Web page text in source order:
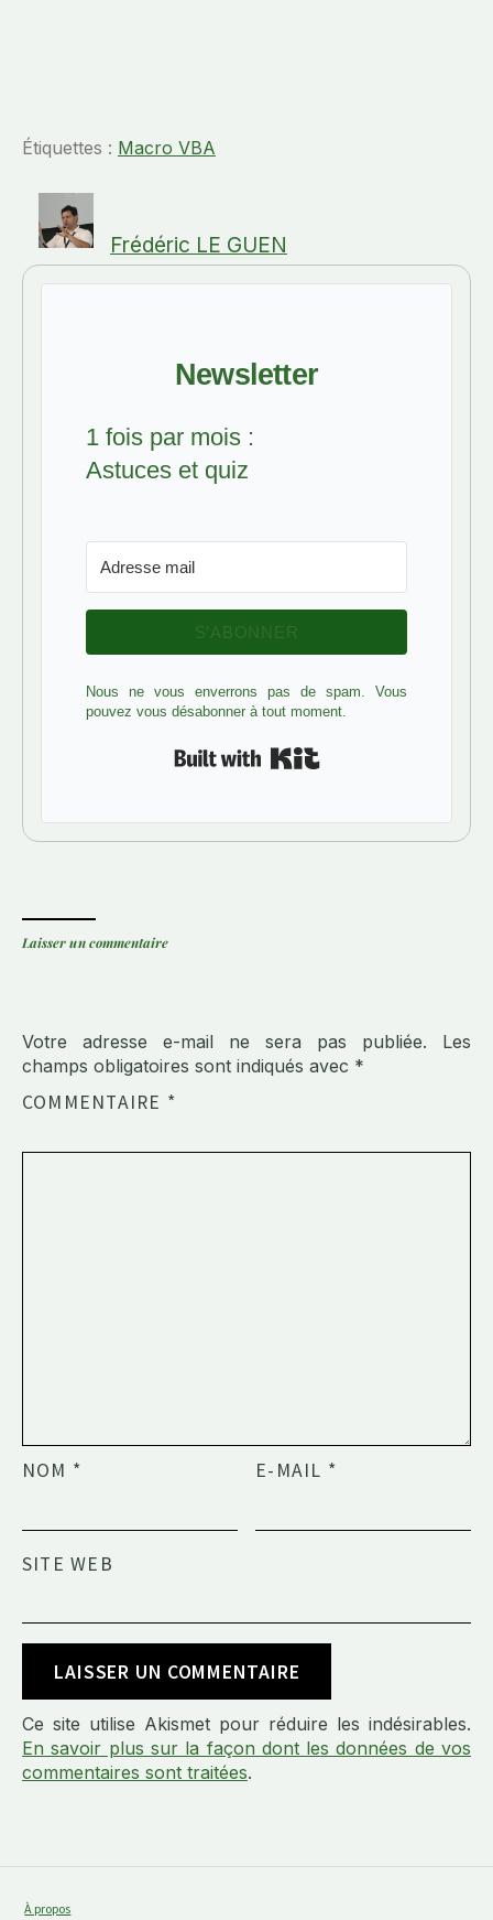
Étiquettes : Macro VBA
Frédéric LE GUEN
Newsletter
1 fois par mois :
Astuces et quiz
S’ABONNER
Nous ne vous enverrons pas de spam. Vous
pouvez vous désabonner à tout moment.
Built with Kit
Laisser un commentaire
Votre adresse e-mail ne sera pas publiée.
Les
champs obligatoires sont indiqués avec *
COMMENTAIRE *
NOM * E-MAIL *
SITE WEB
Ce site utilise Akismet pour réduire les indésirables.
En savoir plus sur la façon dont les données de vos
commentaires sont traitées.
À propos